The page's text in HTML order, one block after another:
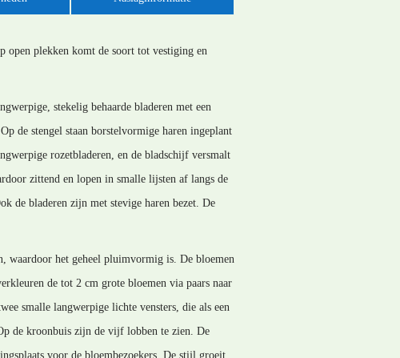
open plekken komt de soort tot vestiging en
stekelig behaarde bladeren met een
de stengel staan borstelvormige haren ingeplant
rozetbladeren, en de bladschijf versmalt
zittend en lopen in smalle lijsten af langs de
de bladeren zijn met stevige haren bezet. De
waardoor het geheel pluimvormig is. De bloemen
de tot 2 cm grote bloemen via paars naar
smalle langwerpige lichte vensters, die als een
de kroonbuis zijn de vijf lobben te zien. De
voor de bloembezoekers. De stijl groeit